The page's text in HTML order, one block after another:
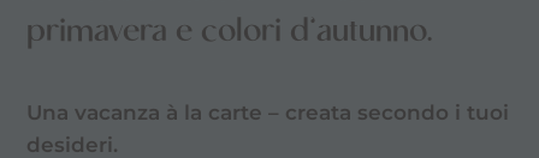
primavera e colori d’autunno.
Una vacanza à la carte – creata secondo i tuoi
desideri.